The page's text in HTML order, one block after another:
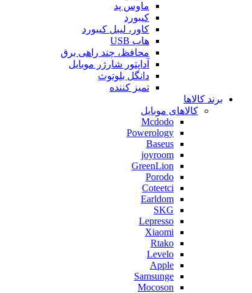
ماوس پد
کیبورد
کاور، لیبل کیبورد
هاب USB
محافظ، چند راهی برق
آداپتور شارژر موبایل
دانگل بلوتوث
تمیز کننده
برند کالاها
کالاهای موبایل
Mcdodo
Powerology
Baseus
joyroom
GreenLion
Porodo
Coteetci
Earldom
SKG
Lepresso
Xiaomi
Rtako
Levelo
Apple
Samsunge
Mocoson